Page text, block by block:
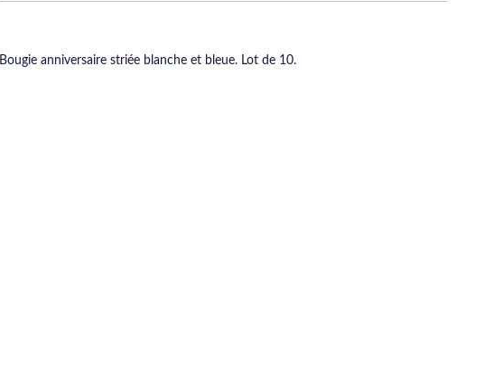
Bougie anniversaire striée blanche et bleue. Lot de 10.